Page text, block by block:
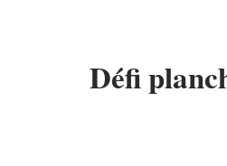
Défi